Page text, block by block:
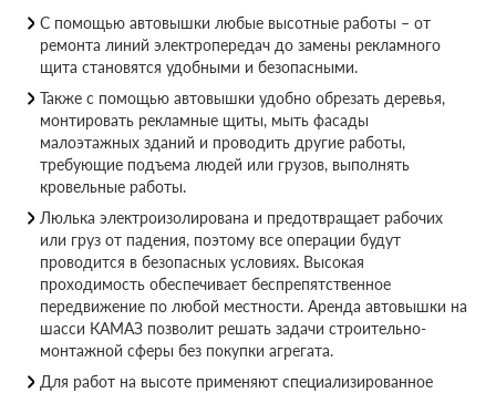
С помощью автовышки любые высотные работы – от
ремонта линий электропередач до замены рекламного
щита становятся удобными и безопасными.
Также с помощью автовышки удобно обрезать деревья,
монтировать рекламные щиты, мыть фасады
малоэтажных зданий и проводить другие работы,
требующие подъема людей или грузов, выполнять
кровельные работы.
Люлька электроизолирована и предотвращает рабочих
или груз от падения, поэтому все операции будут
проводится в безопасных условиях. Высокая
проходимость обеспечивает беспрепятственное
передвижение по любой местности. Аренда автовышки на
шасси КАМАЗ позволит решать задачи строительно-
монтажной сферы без покупки агрегата.
Для работ на высоте применяют специализированное